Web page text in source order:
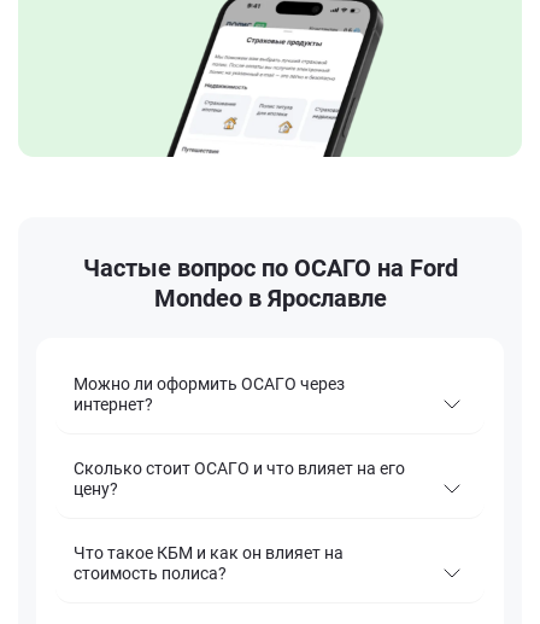
Частые вопрос по ОСАГО на Ford
Mondeo в Ярославле
Можно ли оформить ОСАГО через
интернет?
Сколько стоит ОСАГО и что влияет на его
цену?
Что такое КБМ и как он влияет на
стоимость полиса?